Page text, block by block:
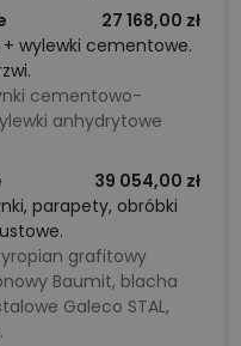
27 168,00 zł
wylewki cementowe.
cementowo-
anhydrytowe
39 054,00 zł
parapety, obróbki
grafitowy
Baumit, blacha
Galeco STAL,